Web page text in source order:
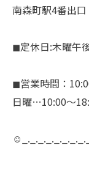
南森町駅4番出
◼︎定休日:木曜午
◼︎営業時間：
日曜…10:00〜